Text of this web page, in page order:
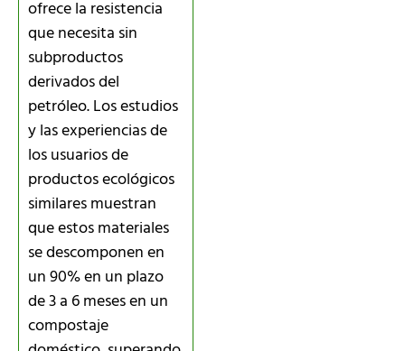
ofrece la resistencia
que necesita sin
subproductos
derivados del
petróleo. Los estudios
y las experiencias de
los usuarios de
productos ecológicos
similares muestran
que estos materiales
se descomponen en
un 90% en un plazo
de 3 a 6 meses en un
compostaje